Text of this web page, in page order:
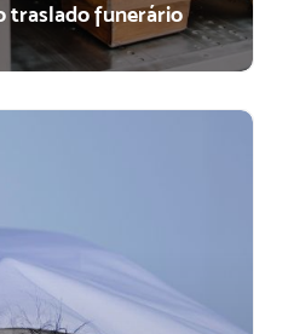
traslado funerário